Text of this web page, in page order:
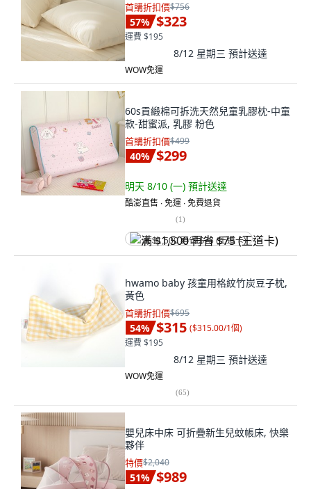
首購折扣價$756
57% $323
運費 $195
8/12 星期三 預計送達
WOW免運
60s貢緞棉可拆洗天然兒童乳膠枕-中童
款-甜蜜派, 乳膠 粉色
首購折扣價$499
40% $299
明天 8/10 (一) 預計送達
酷澎直售 ∙ 免運 ∙ 免費退貨
(1)
满 $1,500 再省 $75 (王道卡)
hwamo baby 孩童用格紋竹炭豆子枕,
黃色
首購折扣價$695
54% $315 ($315.00/1個)
運費 $195
8/12 星期三 預計送達
WOW免運
(65)
嬰兒床中床 可折疊新生兒蚊帳床, 快樂
夥伴
特價$2,040
51% $989